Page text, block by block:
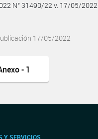
N° 31490/22 v. 17/05/2022
17/05/2022
- 1
Y SERVICIOS